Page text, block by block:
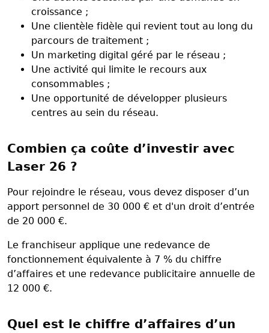
croissance ;
Une clientèle fidèle qui revient tout au long du
parcours de traitement ;
Un marketing digital géré par le réseau ;
Une activité qui limite le recours aux
consommables ;
Une opportunité de développer plusieurs
centres au sein du réseau.
Combien ça coûte d’investir avec
Laser 26 ?
Pour rejoindre le réseau, vous devez disposer d’un
apport personnel de 30 000 € et d'un droit d’entrée
de 20 000 €.
Le franchiseur applique une redevance de
fonctionnement équivalente à 7 % du chiffre
d’affaires et une redevance publicitaire annuelle de
12 000 €.
Quel est le chiffre d’affaires d’un